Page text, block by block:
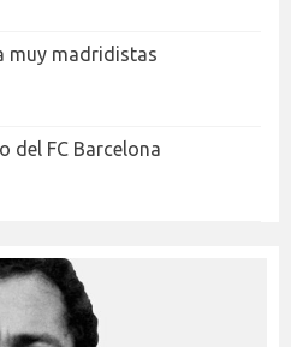
muy madridistas
del FC Barcelona